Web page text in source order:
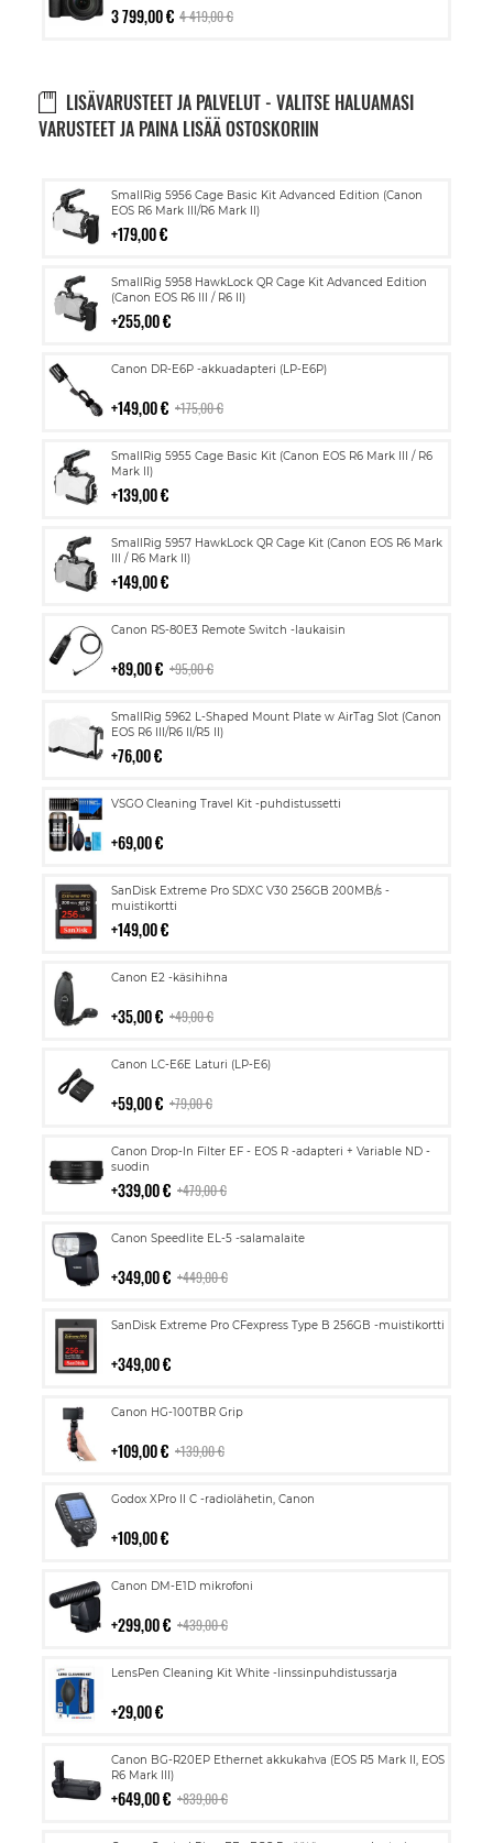
3 799,00 € 4 419,00 €
LISÄVARUSTEET JA PALVELUT - VALITSE HALUAMASI
VARUSTEET JA PAINA LISÄÄ OSTOSKORIIN
SmallRig 5956 Cage Basic Kit Advanced Edition (Canon
EOS R6 Mark III/R6 Mark II)
179,00 €
Lisää
ostoskoriin
SmallRig 5958 HawkLock QR Cage Kit Advanced Edition
(Canon EOS R6 III / R6 II)
255,00 €
Lisää
ostoskoriin
Canon DR-E6P -akkuadapteri (LP-E6P)
149,00 € 175,00 €
Lisää
SmallRig 5955 Cage Basic Kit (Canon EOS R6 Mark III / R6
Mark II)
139,00 €
Lisää
ostoskoriin
SmallRig 5957 HawkLock QR Cage Kit (Canon EOS R6 Mark
III / R6 Mark II)
149,00 €
Lisää
ostoskoriin
Canon RS-80E3 Remote Switch -laukaisin
89,00 € 95,00 €
Lisää
SmallRig 5962 L-Shaped Mount Plate w AirTag Slot (Canon
EOS R6 III/R6 II/R5 II)
76,00 €
Lisää
ostoskoriin
VSGO Cleaning Travel Kit -puhdistussetti
69,00 €
Lisää
SanDisk Extreme Pro SDXC V30 256GB 200MB/s -
muistikortti
149,00 €
Lisää
ostoskoriin
Canon E2 -käsihihna
35,00 € 49,00 €
Lisää
Canon LC-E6E Laturi (LP-E6)
59,00 € 79,00 €
Lisää
Canon Drop-In Filter EF - EOS R -adapteri + Variable ND -
suodin
339,00 € 479,00 €
Lisää
ostoskoriin
Canon Speedlite EL-5 -salamalaite
349,00 € 449,00 €
Lisää
SanDisk Extreme Pro CFexpress Type B 256GB -muistikortti
349,00 €
Lisää
Canon HG-100TBR Grip
109,00 € 139,00 €
Lisää
Godox XPro II C -radiolähetin, Canon
109,00 €
Lisää
Canon DM-E1D mikrofoni
299,00 € 439,00 €
Lisää
LensPen Cleaning Kit White -linssinpuhdistussarja
29,00 €
Lisää
Canon BG-R20EP Ethernet akkukahva (EOS R5 Mark II, EOS
R6 Mark III)
649,00 € 839,00 €
Lisää
ostoskoriin